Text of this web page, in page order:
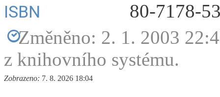
ISBN
80-7178-
Změněno: 2. 1. 2003
z knihovního systému.
Zobrazeno: 7. 8. 2026 18:04